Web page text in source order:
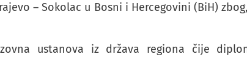
– Sokolac u Bosni i Hercegovini (BiH)
ustanova iz država regiona čije